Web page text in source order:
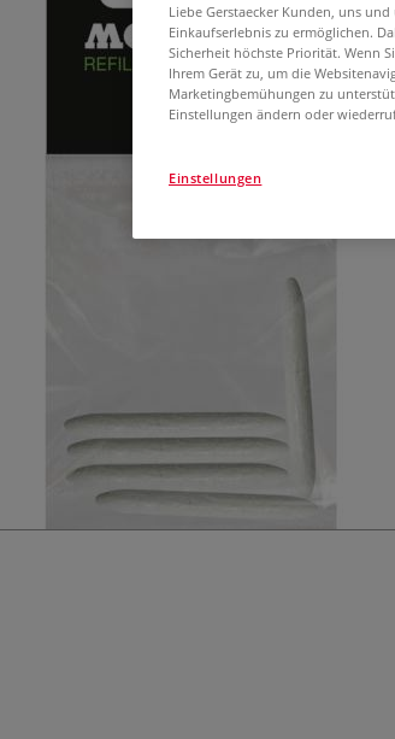
Liebe Gerstaecker Kunden, uns
Einkaufserlebnis zu ermöglichen.
Sicherheit höchste Priorität. Wenn
Ihrem Gerät zu, um die
Marketingbemühungen zu
Einstellungen ändern oder
Einstellungen